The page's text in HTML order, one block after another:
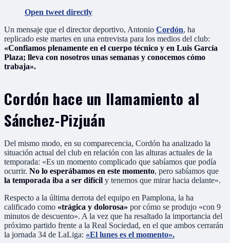
Open tweet directly
Un mensaje que el director deportivo, Antonio Cordón, ha
replicado este martes en una entrevista para los medios del club:
«Confiamos plenamente en el cuerpo técnico y en Luis García
Plaza; lleva con nosotros unas semanas y conocemos cómo
trabaja».
Cordón hace un llamamiento al
Sánchez-Pizjuán
Del mismo modo, en su comparecencia, Cordón ha analizado la
situación actual del club en relación con las alturas actuales de la
temporada: «Es un momento complicado que sabíamos que podía
ocurrir. No lo esperábamos en este momento, pero sabíamos que
la temporada iba a ser difícil y tenemos que mirar hacia delante».
Respecto a la última derrota del equipo en Pamplona, la ha
calificado como «trágica y dolorosa» por cómo se produjo «con 9
minutos de descuento». A la vez que ha resaltado la importancia del
próximo partido frente a la Real Sociedad, en el que ambos cerrarán
la jornada 34 de LaLiga: «El lunes es el momento».